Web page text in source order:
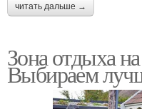
читать дальше →
Зона отдыха
Выбираем